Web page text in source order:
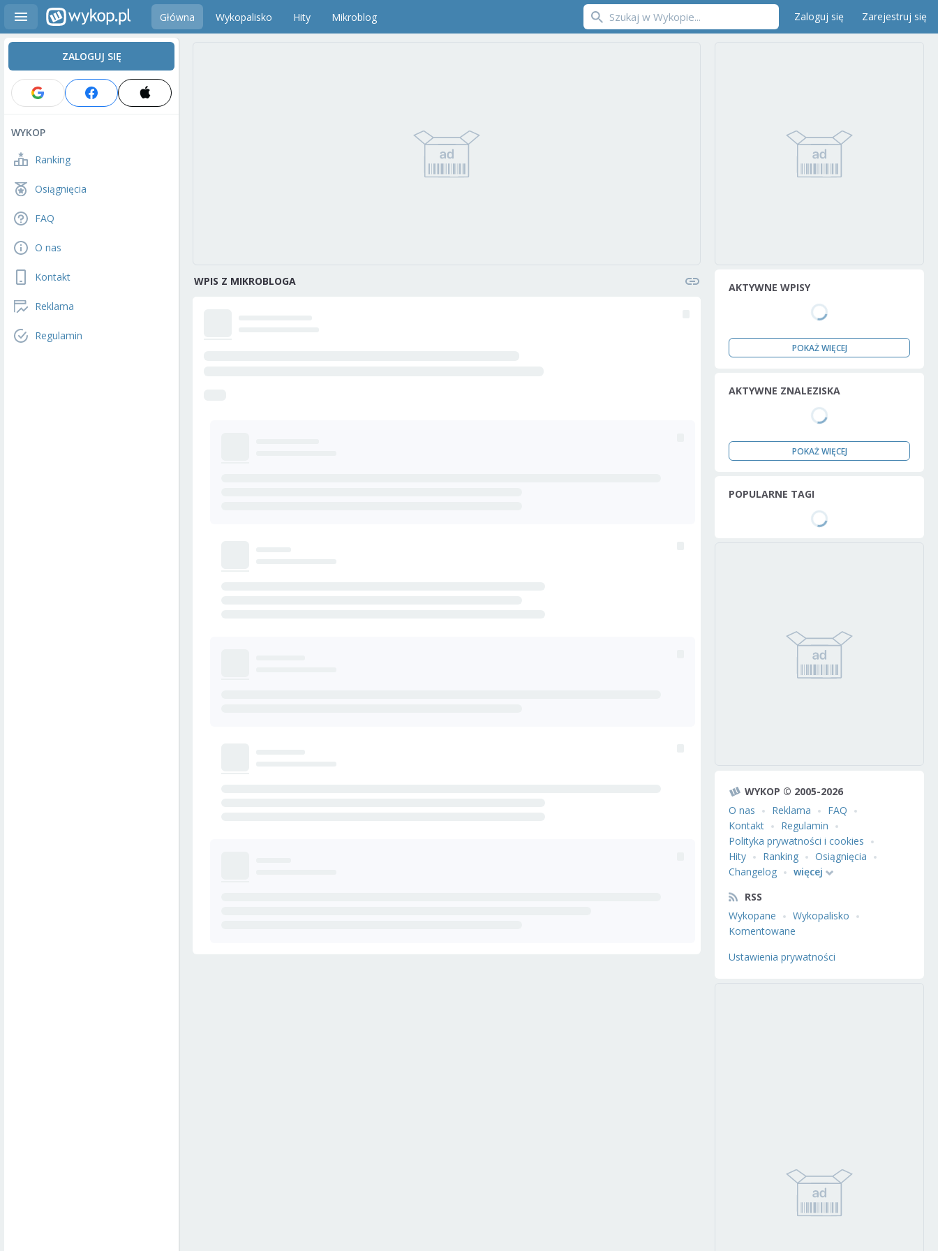
Główna Wykopalisko Hity Mikroblog Zaloguj się Zarejestruj się
ZALOGUJ SIĘ
WYKOP
Ranking
Osiągnięcia
FAQ
O nas
Kontakt
Reklama
Regulamin
WPIS Z MIKROBLOGA AKTYWNE WPISY
POKAŻ WIĘCEJ
AKTYWNE ZNALEZISKA
POKAŻ WIĘCEJ
POPULARNE TAGI
WYKOP © 2005-2026
O nas
Reklama
FAQ
Kontakt
Regulamin
Polityka prywatności i cookies
Hity
Ranking
Osiągnięcia
Changelog
więcej
RSS
Wykopane
Wykopalisko
Komentowane
Ustawienia prywatności